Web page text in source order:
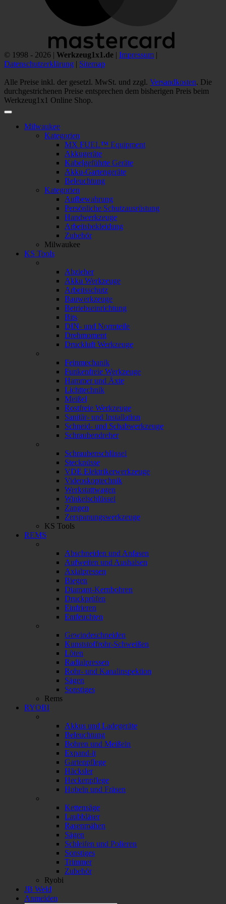
© 1998 - 2026 | Werkzeug1x1.de | Impressum |
Datenschutzerklärung | Sitemap
Alle Preise inkl. der gesetzl. MwSt. und zzgl. Versandkosten. Die
durchgestrichenen Preise entsprechen dem bisherigen Preis beim
Werkzeug1x1 Online Shop.
Milwaukee
Kategorien
MX FUEL™ Equipment
Akkugeräte
Kabelgeführte Geräte
Akku-Gartengeräte
Beleuchtung
Kategorien
Aufbewahrung
Persönliche Schutzausrüstung
Handwerkzeuge
Arbeitsbekleidung
Zubehör
Milwaukee
KS Tools
Abzieher
Akku Werkzeuge
Arbeitsschutz
Bauwerkzeuge
Betriebseinrichtung
Bits
DIN- und Normteile
Drehmoment
Druckluft Werkzeuge
Feinmechanik
Funkenfreie Werkzeuge
Hammer und Äxte
Lichttechnik
Meißel
Rostfreie Werkzeuge
Sanitär- und Installation
Schneid- und Schabwerkzeuge
Schraubendreher
Schraubenschlüssel
Stecknüsse
VDE Elektrikerwerkzeuge
Videoskoptechnik
Werkstattwagen
Winkelschlüssel
Zangen
Zerspanungswerkzeuge
KS Tools
REMS
Abschneiden und Anfasen
Aufweiten und Aushalsen
Axialpressen
Biegen
Diamant-Kernbohren
Druckprüfen
Einfrieren
Entfeuchten
Gewindeschneiden
Kunststoffrohr-Schweißen
Löten
Radialpressen
Rohr- und Kanalinspektion
Sägen
Sonstiges
Rems
RYOBI
Akkus und Ladegeräte
Beleuchtung
Bohren und Meißeln
Expand-it
Gartenpflege
Häcksler
Heckenpflege
Hobeln und Fräsen
Kettensäge
Laubbläser
Rasenmähen
Sägen
Schleifen und Polieren
Sonstiges
Trimmer
Zubehör
Ryobi
JB Weld
Anmelden